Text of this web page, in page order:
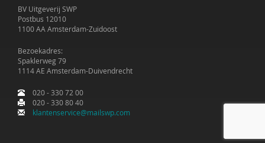
BV Uitgeverij SWP
Postbus 12010
1100 AA Amsterdam-Zuidoost
Bezoekadres:
Spaklerweg 79
1114 AE Amsterdam-Duivendrecht
020 - 330 72 00
020 - 330 80 40
klantenservice@mailswp.com